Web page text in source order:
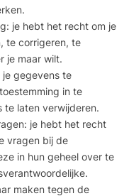
je hebt het recht om je
te corrigeren, te
je maar wilt.
je gegevens te
in te
te laten verwijderen.
je hebt het recht
vragen bij de
in hun geheel over te
maken tegen de